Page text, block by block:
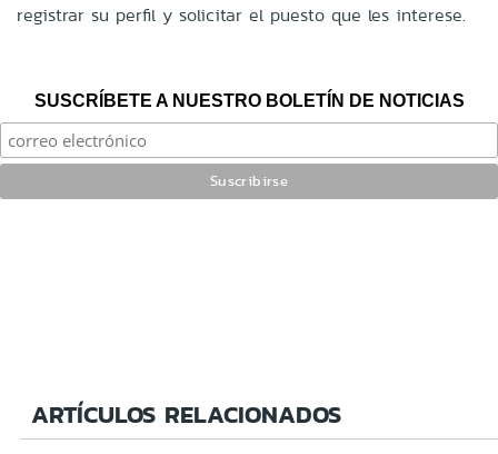
registrar su perfil y solicitar el puesto que les interese.
SUSCRÍBETE A NUESTRO BOLETÍN DE NOTICIAS
ARTÍCULOS RELACIONADOS